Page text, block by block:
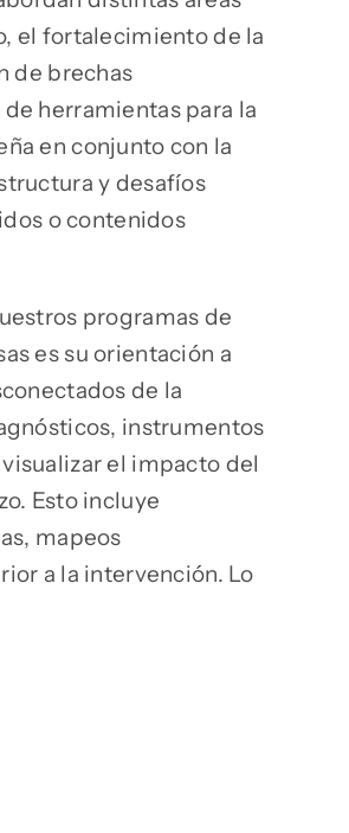
el fortalecimiento de la
de brechas
herramientas para la
en conjunto con la
y desafíos
o contenidos
programas de
es su orientación a
de la
instrumentos
el impacto del
Esto incluye
mapeos
a la intervención. Lo